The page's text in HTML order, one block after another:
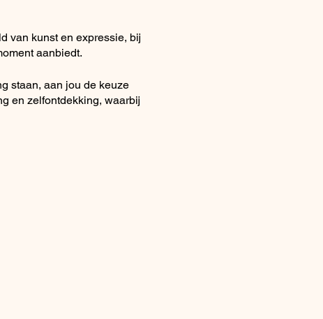
van kunst en expressie, bij
aanbiedt.
staan, aan jou de keuze
en zelfontdekking, waarbij
jouw creatieve reis begint.